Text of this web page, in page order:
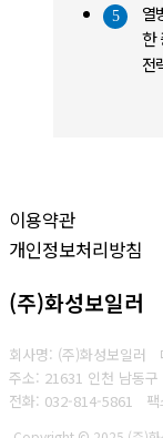
5
열
한
전
이용약관
개인정보처리방침
(주)화성보일러
회사명: (주)화성보일러
주소: 21631 인천 남동
전화: 032-814-5861